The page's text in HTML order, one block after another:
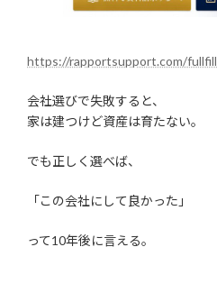
https://rapportsupport.com/fullfill
会社選びで失敗すると、
家は建つけど資産は育たない。
でも正しく選べば、
「この会社にして良かった」
って10年後に言える。